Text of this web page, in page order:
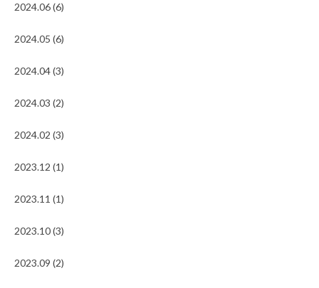
2024.06 (6)
2024.05 (6)
2024.04 (3)
2024.03 (2)
2024.02 (3)
2023.12 (1)
2023.11 (1)
2023.10 (3)
2023.09 (2)